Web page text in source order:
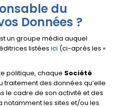
du
Données ?
un groupe média auquel
listées ici (ci-après les «
politique, chaque Société
traitement des données qu’elle
le cadre de son activité et des
notamment les sites et/ou les